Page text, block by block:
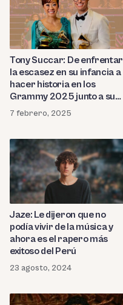
Tony Succar: De enfrentar
la escasez en su infancia a
hacer historia en los
Grammy 2025 junto a su
madre Mimy Succar
7 febrero, 2025
Jaze: Le dijeron que no
podía vivir de la música y
ahora es el rapero más
exitoso del Perú
23 agosto, 2024